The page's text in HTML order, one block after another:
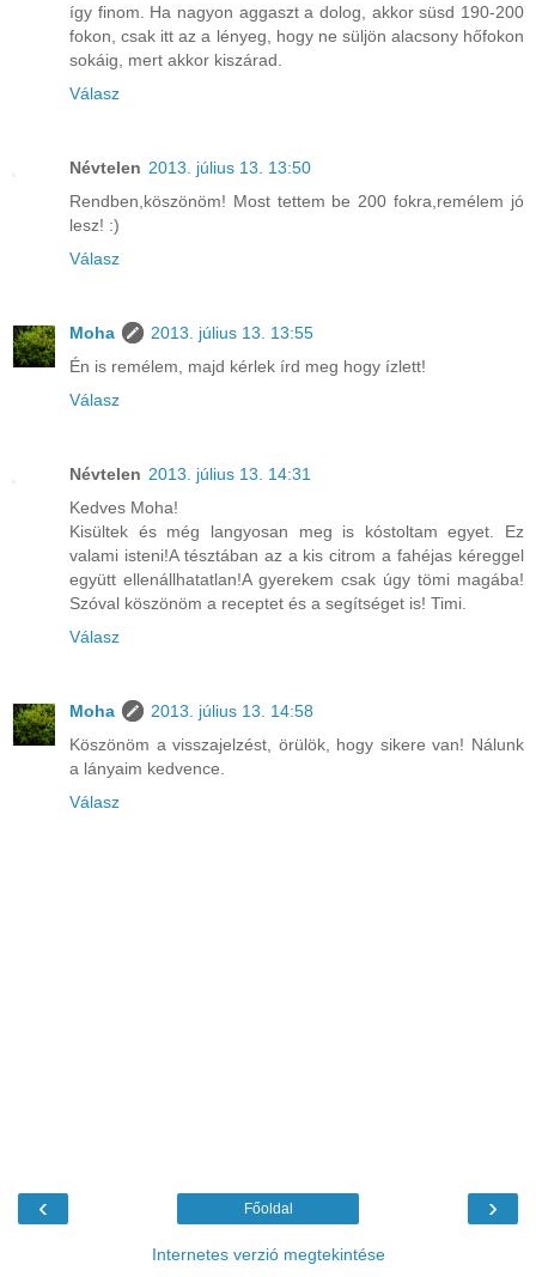
így finom. Ha nagyon aggaszt a dolog, akkor süsd 190-200
fokon, csak itt az a lényeg, hogy ne süljön alacsony hőfokon
sokáig, mert akkor kiszárad.
Válasz
Névtelen 2013. július 13. 13:50
Rendben,köszönöm! Most tettem be 200 fokra,remélem jó
lesz! :)
Válasz
Moha
2013. július 13. 13:55
Én is remélem, majd kérlek írd meg hogy ízlett!
Válasz
Névtelen 2013. július 13. 14:31
Kedves Moha!
Kisültek és még langyosan meg is kóstoltam egyet. Ez
valami isteni!A tésztában az a kis citrom a fahéjas kéreggel
együtt ellenállhatatlan!A gyerekem csak úgy tömi magába!
Szóval köszönöm a receptet és a segítséget is! Timi.
Válasz
Moha
2013. július 13. 14:58
Köszönöm a visszajelzést, örülök, hogy sikere van! Nálunk
a lányaim kedvence.
Válasz
‹ ›
Főoldal
Internetes verzió megtekintése